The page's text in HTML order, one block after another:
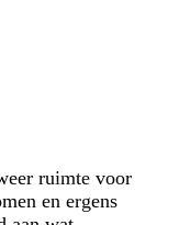
ruimte voor
en ergens